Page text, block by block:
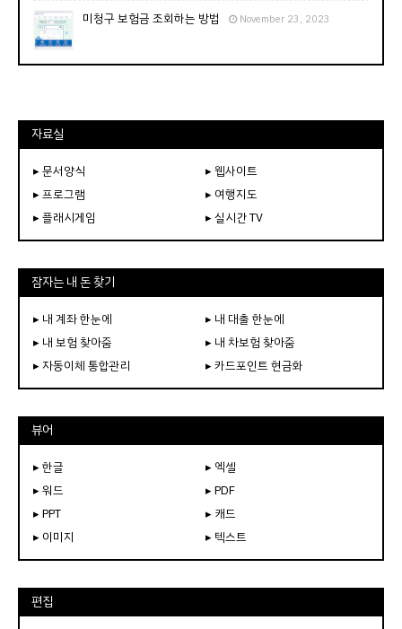
미청구 보험금 조회하는 방법 November 23, 2023
자료실
▸ 문서양식
▸ 웹사이트
▸ 프로그램
▸ 여행지도
▸ 플래시게임
▸ 실시간 TV
잠자는 내 돈 찾기
▸ 내 계좌 한눈에
▸ 내 대출 한눈에
▸ 내 보험 찾아줌
▸ 내 차보험 찾아줌
▸ 자동이체 통합관리
▸ 카드포인트 현금화
뷰어
▸ 한글
▸ 엑셀
▸ 워드
▸ PDF
▸ PPT
▸ 캐드
▸ 이미지
▸ 텍스트
편집